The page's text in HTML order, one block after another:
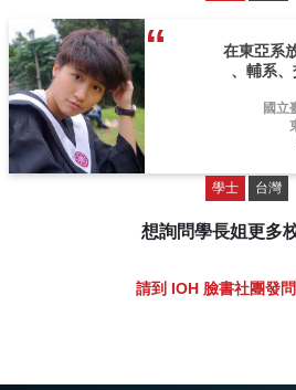
在東亞系
、輔系、
國立
學士 台灣
想詢問學長姐更多
請到 IOH 臉書社團發